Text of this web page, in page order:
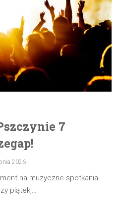
7
2026
na muzyczne spotkania
piątek,…